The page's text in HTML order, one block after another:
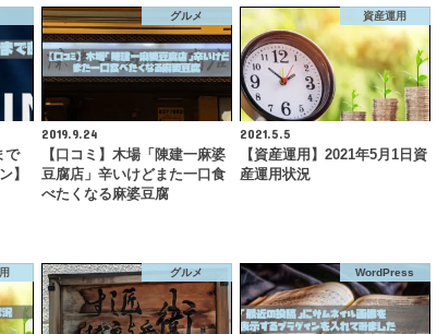
で
】
グルメ
2019.9.24
【口コミ】木場「陳建一麻婆
豆腐店」辛いけどまた一口食
べたくなる麻婆豆腐
資産運用
2021.5.5
【資産運用】2021年5月1日資
産運用状況
グルメ WordPress